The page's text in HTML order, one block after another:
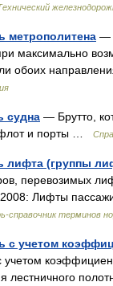
метрополитена —
максимально
обоих
судна — Брутто,
и порты …
лифта (группы
перевозимых
Лифты
справочник терминов
с учетом
учетом